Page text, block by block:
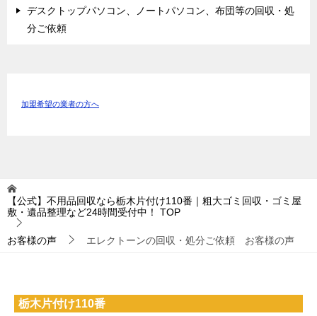
デスクトップパソコン、ノートパソコン、布団等の回収・処
分ご依頼
加盟希望の業者の方へ
【公式】不用品回収なら栃木片付け110番｜粗大ゴミ回収・ゴミ屋
敷・遺品整理など24時間受付中！
TOP
お客様の声 エレクトーンの回収・処分ご依頼 お客様の声
栃木片付け110番